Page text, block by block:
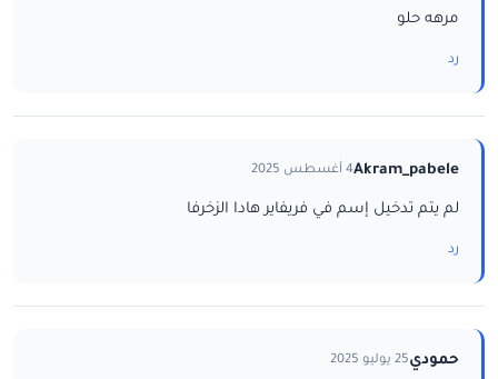
مرهه حلو
رد
Akram_pabele4 أغسطس 2025
لم يتم تدخيل إسم في فريفاير هادا الزخرفا
رد
حمودي25 يوليو 2025